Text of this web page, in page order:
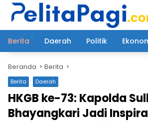
Langsung
Berita
Daerah Politik
Beranda Berita
Berita Daerah
HKGB ke-73: Kapolda
Bhayangkari Jadi